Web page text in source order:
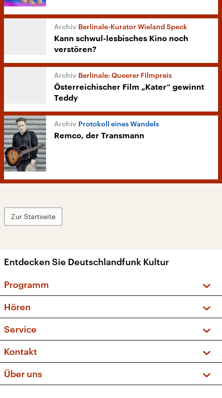
Berlinale-Kurator Wieland Speck
Kann schwul-lesbisches Kino noch
verstören?
Berlinale: Queerer Filmpreis
Österreichischer Film „Kater“ gewinnt
Teddy
Protokoll eines Wandels
Remco, der Transmann
Zur Startseite
Entdecken Sie Deutschlandfunk Kultur
Programm
Sendungen und Podcasts
Musikliste
Kakadu – Das Kinderprogramm
Hören
Frequenzen (UKW + DAB+)
Service
FAQ
Apps
Newsletter
Kontakt
Social Media
Über uns